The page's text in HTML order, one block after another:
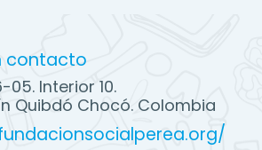
contacto
05. Interior 10.
Quibdó Chocó. Colombia